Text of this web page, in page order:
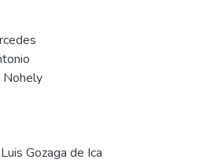
Nohely
Gozaga de Ica